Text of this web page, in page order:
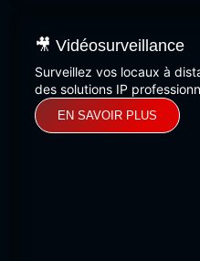
🎥 Vidéosurveillance
Surveillez vos locaux à
des solutions IP
EN SAVOIR PLUS